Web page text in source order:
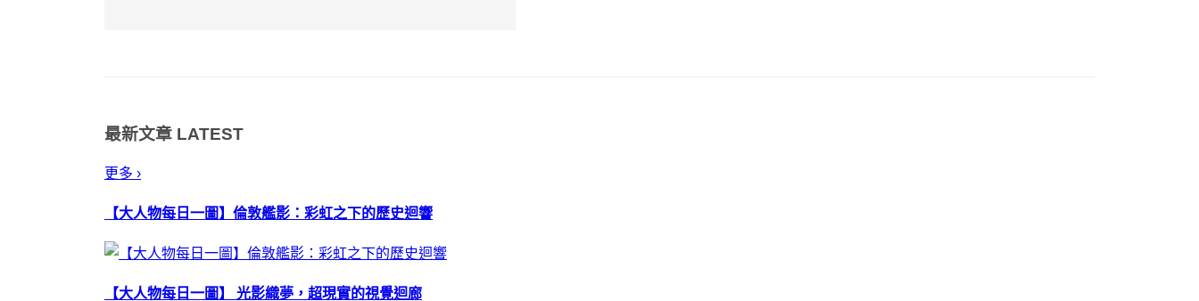
最新文章 LATEST
更多 ›
【大人物每日一圖】倫敦艦影：彩虹之下的歷史迴響
【大人物每日一圖】 光影織夢，超現實的視覺迴廊